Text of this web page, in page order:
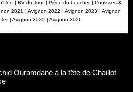
| RV du Jour | Pièce du boucher | Coulisses &
2021 | Avignon 2022 | Avignon 2023 | Avignon
ter | Avignon 2025 | Avignon 2026
Ouramdane à la tête de Chaillot-
Métropole